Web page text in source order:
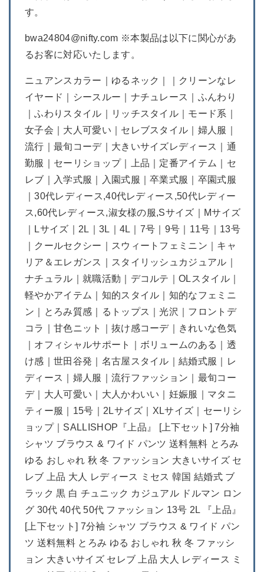
す。
bwa24804@nifty.com ※本製品は以下に関心があ
るお客に対応いたします。
ニュアンスカラー｜ゆるネック｜｜クリーンなレ
イヤード｜シースルー｜ナチュレース｜ふんわり
｜ふわりスタイル｜リッチスタイル｜モード系｜
女子会｜大人可愛い｜セレブスタイル｜婦人服｜
流行｜最旬コーデ｜大きいサイズレディース｜通
勤服｜セーリショップ｜上品｜定番アイテム｜セ
レブ｜入学式服｜入園式服｜卒業式服｜卒園式服
｜30代レディース,40代レディース,50代レディー
ス,60代レディース,淑女様の服,Sサイズ｜Mサイズ
｜Lサイズ｜2L｜3L｜4L｜7号｜9号｜11号｜13号
｜クールセクシー｜スウィートフェミニン｜キャ
リア＆エレガンス｜スタイリッシュカジュアル｜
ナチュラル｜就職活動｜デコルテ｜OLスタイル｜
軽やかアイテム｜知的スタイル｜知的なフェミニ
ン｜とろみ質感｜るトップス｜光沢｜フロントデ
コラ｜甘色ニット｜抜け感コーデ｜きれいな色気
｜オフィシャルサポート｜ボリュームのある｜透
け感｜世田谷発｜名古屋スタイル｜結婚式服｜レ
ディース｜婦人服｜流行ファッション｜最旬コー
デ｜大人可愛い｜大人かわいい｜妊娠服｜マタニ
ティー服｜15号｜2Lサイズ｜XLサイズ｜セーリシ
ョップ｜SALLISHOP『上品』 [上下セット] 7分袖
シャツ ブラウス & ワイド パンツ 送料無料 とろみ
ゆる おしゃれ 秋 冬 ファッション 大きいサイズ セ
レブ 上品 大人 レディース ミセス 韓国 結婚式 ブ
ラック 黒 白 チュニック カジュアル ドルマン ロン
グ 30代 40代 50代 ファッション 13号 2L 『上品』
[上下セット] 7分袖 シャツ ブラウス & ワイド パン
ツ 送料無料 とろみ ゆる おしゃれ 秋 冬 ファッシ
ョン 大きいサイズ セレブ 上品 大人 レディース ミ